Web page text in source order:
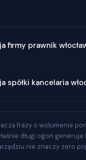
firmy prawnik
spółki kancelaria
frazy o wolumenie
długi ogon
nie znaczy zero